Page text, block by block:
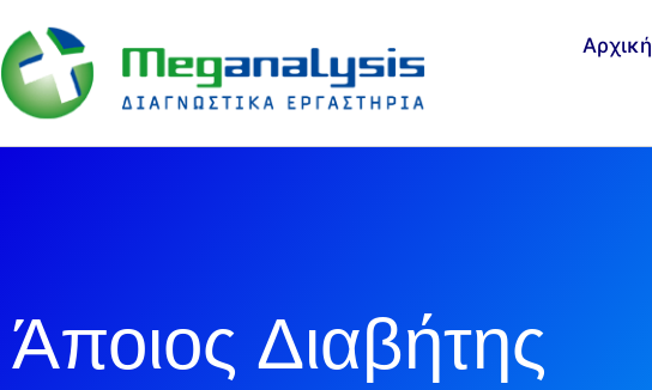
Αρχική
Άποιος Διαβήτης